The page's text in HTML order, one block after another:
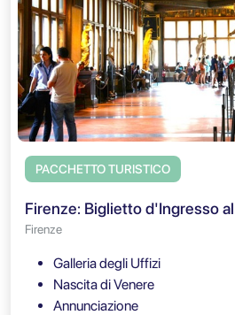
PACCHETTO TURISTICO
Firenze
Galleria degli Uffizi
Nascita di Venere
Annunciazione